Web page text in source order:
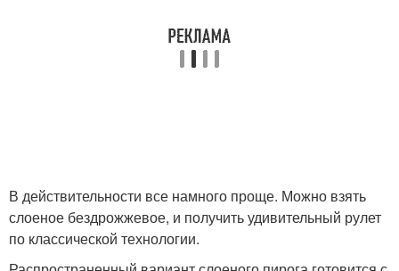
В действительности все намного проще. Можно взять
слоеное бездрожжевое, и получить удивительный рулет
по классической технологии.